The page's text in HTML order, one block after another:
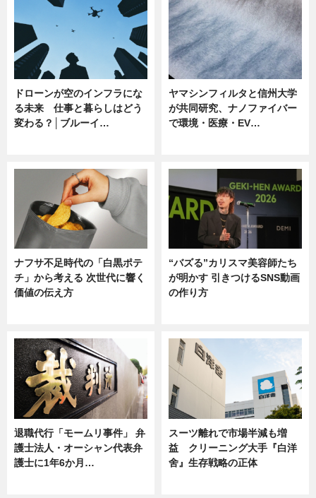
ドローンが空のインフラにな
る未来 仕事と暮らしはどう
変わる？│ブルーイ…
ヤマシンフィルタと信州大学
が共同研究、ナノファイバー
で環境・医療・EV…
ナフサ不足時代の「白黒ポテ
チ」から考える 次世代に響く
価値の伝え方
“バズる”カリスマ美容師たち
が明かす 引きつけるSNS動画
の作り方
退職代行「モームリ事件」 弁
護士法人・オーシャン代表弁
護士に1年6か月…
スーツ離れで市場半減も増
益 クリーニング大手『白洋
舍』生存戦略の正体